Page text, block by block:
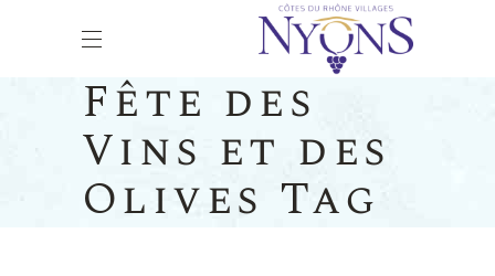
Fête des
Vins et des
Olives Tag